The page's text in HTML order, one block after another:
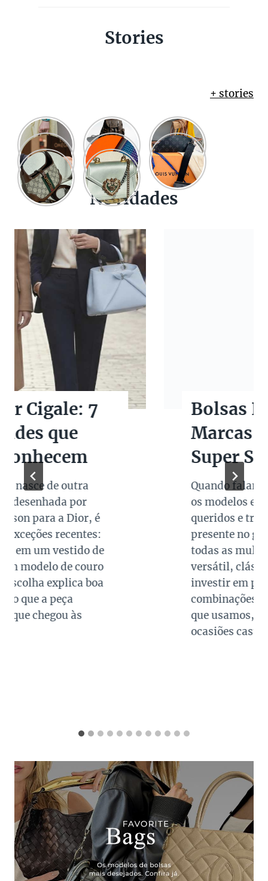
Stories
+ stories
Novidades
Bolsas Pretas de
Marcas de Luxo na
Super Sale dos Pais
Quando falamos de cores de bolsas,
os modelos em preto são os mais
queridos e tradicionais, estando
presente no guarda roupa de quase
todas as mulheres. Esta é uma cor
versátil, clássica e atemporal e
investir em peças neste tom garante
combinações para quase todo look
que usamos, sejam eles para